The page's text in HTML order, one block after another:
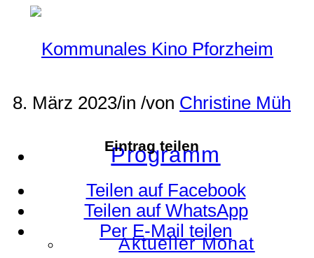
Programm
Aktueller Monat
8. März 2023/in /von Christine Müh
Eintrag teilen
Teilen auf Facebook
Teilen auf WhatsApp
Per E-Mail teilen